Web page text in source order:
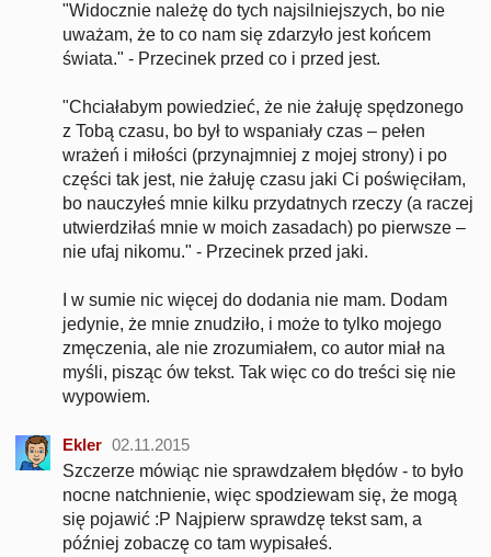
"Widocznie należę do tych najsilniejszych, bo nie
uważam, że to co nam się zdarzyło jest końcem
świata." - Przecinek przed co i przed jest.
"Chciałabym powiedzieć, że nie żałuję spędzonego
z Tobą czasu, bo był to wspaniały czas – pełen
wrażeń i miłości (przynajmniej z mojej strony) i po
części tak jest, nie żałuję czasu jaki Ci poświęciłam,
bo nauczyłeś mnie kilku przydatnych rzeczy (a raczej
utwierdziłaś mnie w moich zasadach) po pierwsze –
nie ufaj nikomu." - Przecinek przed jaki.
I w sumie nic więcej do dodania nie mam. Dodam
jedynie, że mnie znudziło, i może to tylko mojego
zmęczenia, ale nie zrozumiałem, co autor miał na
myśli, pisząc ów tekst. Tak więc co do treści się nie
wypowiem.
Ekler 02.11.2015
Szczerze mówiąc nie sprawdzałem błędów - to było
nocne natchnienie, więc spodziewam się, że mogą
się pojawić :P Najpierw sprawdzę tekst sam, a
później zobaczę co tam wypisałeś.